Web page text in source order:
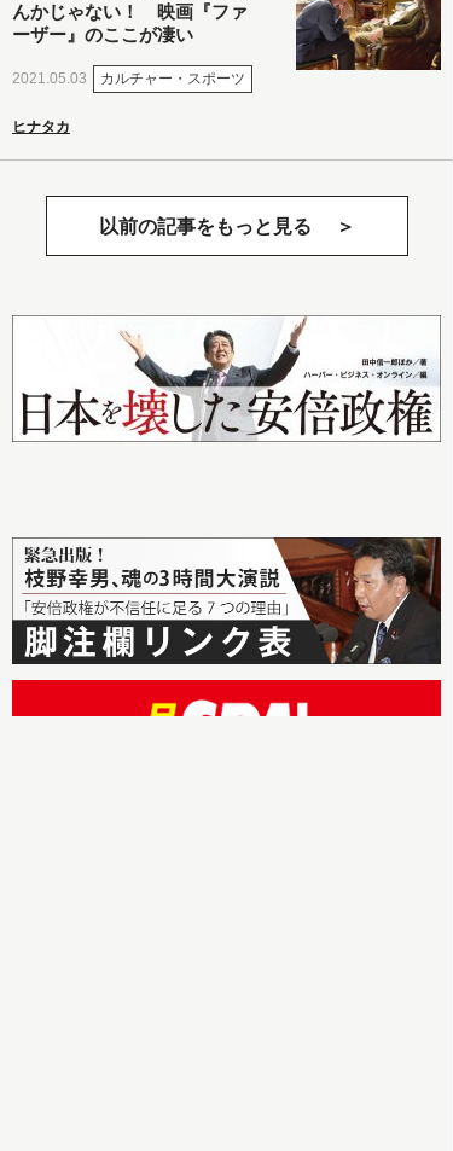
んかじゃない！ 映画『ファ
ーザー』のここが凄い
2021.05.03 カルチャー・スポーツ
ヒナタカ
以前の記事をもっと見る